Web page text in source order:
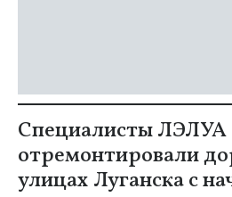
Специалисты ЛЭЛУА
отремонтировали
улицах Луганска с